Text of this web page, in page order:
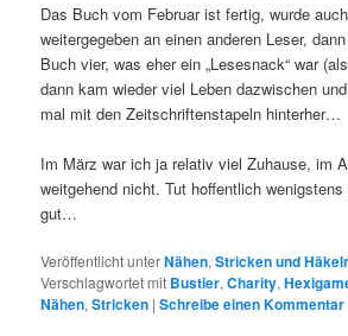
Das Buch vom Februar ist fertig, wurde
weitergegeben an einen anderen Leser,
Buch vier, was eher ein „Lesesnack“ war
dann kam wieder viel Leben dazwischen
mal mit den Zeitschriftenstapeln hinterher…
Im März war ich ja relativ viel Zuhause, im
weitgehend nicht. Tut hoffentlich
gut…
Veröffentlicht unterNähen,Stricken und
Verschlagwortet mit Bustier,Charity,
Nähen,Stricken |Schreibe einen Kommentar